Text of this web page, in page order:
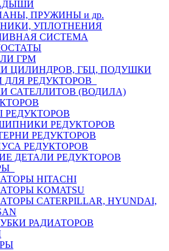
ПРУЖИНЫ и др.
УПЛОТНЕНИЯ
СИСТЕМА
ГРМ
ЦИЛИНДРОВ, ГБЦ, ПОДУШКИ
ДЛЯ РЕДУКТОРОВ
САТЕЛЛИТОВ (ВОДИЛА)
РЕДУКТОРОВ
РЕДУКТОРОВ
РЕДУКТОРОВ
РЕДУКТОРОВ
ДЕТАЛИ РЕДУКТОРОВ
HITACHI
KOMATSU
CATERPILLAR, HYUNDAI,
РАДИАТОРОВ